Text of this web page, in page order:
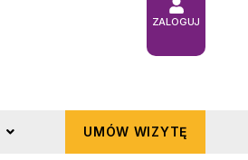
ZALOGUJ
UMÓW WIZYTĘ